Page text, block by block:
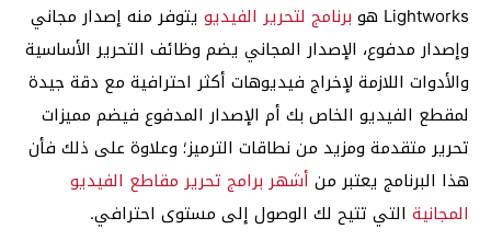
Lightworks هو برنامج لتحرير الفيديو يتوفر منه إصدار مجاني
وإصدار مدفوع، الإصدار المجاني يضم وظائف التحرير الأساسية
والأدوات اللازمة لإخراج فيديوهات أكثر احترافية مع دقة جيدة
لمقطع الفيديو الخاص بك أم الإصدار المدفوع فيضم مميزات
تحرير متقدمة ومزيد من نطاقات الترميز؛ وعلاوة على ذلك فأن
هذا البرنامج يعتبر من أشهر برامج تحرير مقاطع الفيديو
المجانية التي تتيح لك الوصول إلى مستوى احترافي.